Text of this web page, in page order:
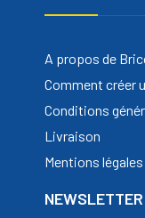
A propos de
Comment créer
Conditions
Livraison
Mentions légales
NEWSLETTER